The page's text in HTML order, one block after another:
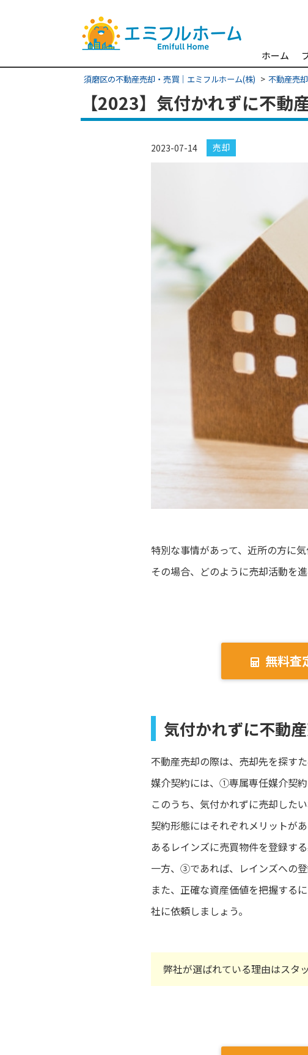
ホーム
須磨区の不動産売却・売買｜エミフルホーム(株) 不動産売
【2023】気付かれずに不動
2023-07-14 売却
特別な事情があって、近所の方に
その場合、どのように売却活動を
無料査
気付かれずに不動
不動産売却の際は、売却先を探す
媒介契約には、①専属専任媒介契
このうち、気付かれずに売却した
契約形態にはそれぞれメリットが
あるレインズに売買物件を登録す
一方、③であれば、レインズへの
また、正確な資産価値を把握する
社に依頼しましょう。
弊社が選ばれている理由はスタ